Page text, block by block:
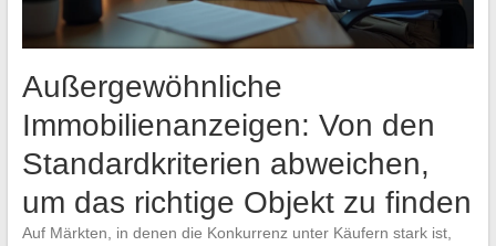
Außergewöhnliche
Immobilienanzeigen: Von den
Standardkriterien abweichen,
um das richtige Objekt zu finden
Auf Märkten, in denen die Konkurrenz unter Käufern stark ist,